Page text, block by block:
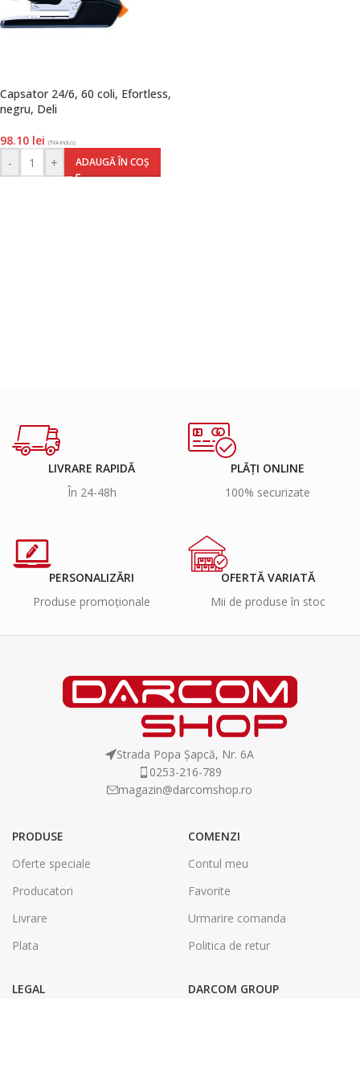
Capsator 24/6, 60 coli, Efortless,
negru, Deli
98.10 lei (TVA inclus)
- + ADAUGĂ ÎN COȘ
LIVRARE RAPIDĂ
În 24-48h
PLĂȚI ONLINE
100% securizate
PERSONALIZĂRI
Produse promoționale
OFERTĂ VARIATĂ
Mii de produse în stoc
Strada Popa Șapcă, Nr. 6A
0253-216-789
magazin@darcomshop.ro
PRODUSE
Oferte speciale
Producatori
Livrare
Plata
COMENZI
Contul meu
Favorite
Urmarire comanda
Politica de retur
LEGAL
DARCOM GROUP